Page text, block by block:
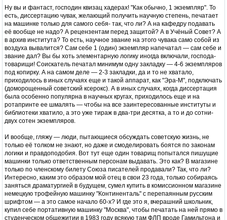
Ну вы и фантаст, господин квизац хадерах! "Как обычно, 1 экземпляр". То
есть, диссертацию чувак, желающий получить научную степень, печатает
на машинке только для самого себя- так, что ли? А на кафедру подавать
её вообще не надо? А рецензентам перед защитой? А в Учёный Совет? А
в архив института? То есть, научное звание на этого чувака само собой из
воздуха вывалится? Сам себе 1 (один) экземпляр напечатал — сам себе и
звание дал? Вы бы хоть элементарную логику иногда включали, господа-
товарищи! Соискатель печатал минимум одну закладку — 4-6 экземпляров
под копирку. А на самом деле — 2-3 закладки, да и то не хватало,
приходилось в иных случаях еще и такой аппарат, как "Эра-М", подключать
(доморощенный советский ксерокс). А в иных случаях, когда диссертация
была особенно популярна в научных кругах, приходилось еще и на
ротапринте ее шмалять — чтобы на все заинтересованные институты и
библиотеки хватило, а это уже тираж в два-три десятка, а то и до сотни-
двух сотен экземпляров.
И вообще, гляжу — люди, пытающиеся обсуждать советскую жизнь, не
только её толком не знают, но даже и смоделировать боятся по законам
логики и правдоподобия. Вот тут еще один товарищ попытался пишущие
машинки только ответственным персонам выдавать. Это как? В магазине
только по членскому билету Союза писателей продавали? Так, что ли?
Интересно, каким это образом мой отец в свои 23 года, только собираясь
заняться драматургией в будущем, сумел купить в комиссионном магазине
немецкую трофейную машинку "Континенталь" с перепаянным русским
шрифтом — а это самое начало 60-х? И где это я, вчерашний школьник,
купил себе портативную машинку "Москва", чтобы печатать на ней прямо в
студенческом общежитии в 1983 году всякую там ФЛП вроде Гамильтона и